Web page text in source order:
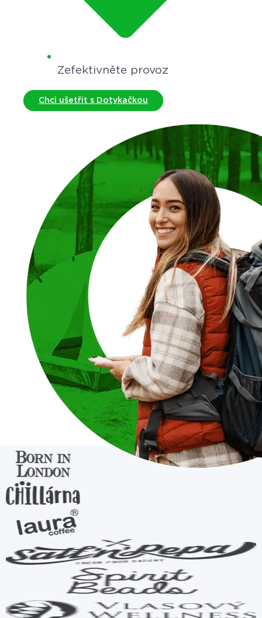
Zefektivněte provoz
Chci ušetřit s Dotykačkou